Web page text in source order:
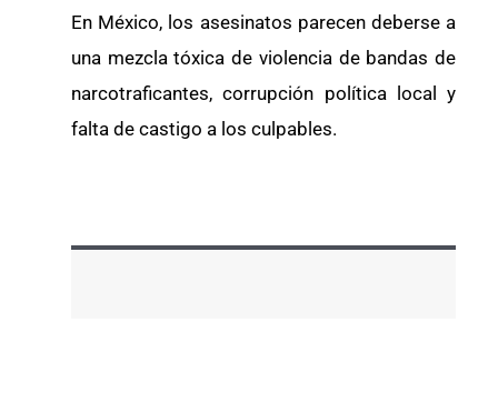
En México, los asesinatos parecen deberse a
una mezcla tóxica de violencia de bandas de
narcotraficantes, corrupción política local y
falta de castigo a los culpables.